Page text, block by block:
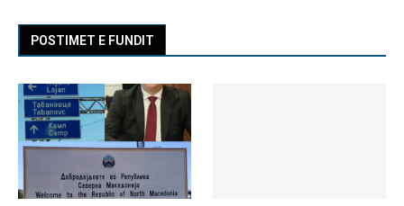
POSTIMET E FUNDIT